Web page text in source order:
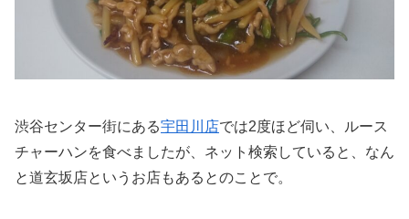
渋谷センター街にある宇田川店では2度ほど伺い、ルース
チャーハンを食べましたが、ネット検索していると、なん
と道玄坂店というお店もあるとのことで。